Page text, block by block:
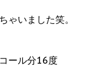
ゃいました笑。
ール分16度